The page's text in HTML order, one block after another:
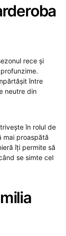
rece și
între
neutre din
în rolul de
mai proaspătă
îți permite să
se simte cel